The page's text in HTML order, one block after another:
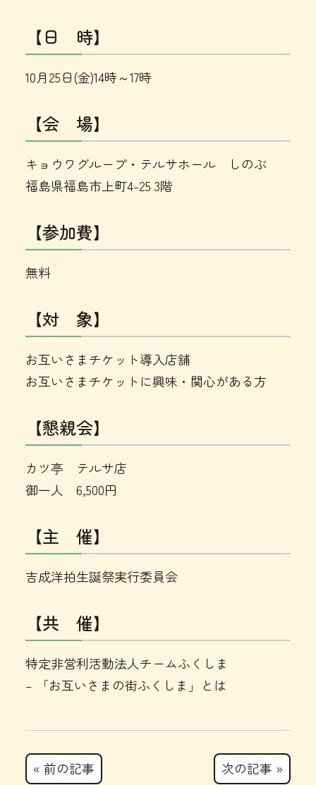
【日 時】
10月25日(金)14時～17時
【会 場】
キョウワグループ・テルサホール しのぶ
福島県福島市上町4-25 3階
【参加費】
無料
【対 象】
お互いさまチケット導入店舗
お互いさまチケットに興味・関心がある方
【懇親会】
カツ亭 テルサ店
御一人 6,500円
【主 催】
吉成洋拍生誕祭実行委員会
【共 催】
特定非営利活動法人チームふくしま
– 「お互いさまの街ふくしま」とは
« 前の記事 次の記事 »